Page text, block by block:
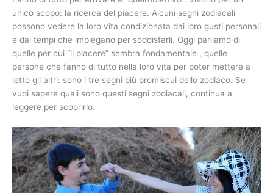
unico scopo: la ricerca del piacere. Alcuni segni zodiacali
possono vedere la loro vita condizionata dai loro gusti personali
e dai tempi che impiegano per soddisfarli. Oggi parliamo di
quelle per cui “il piacere” sembra fondamentale , quelle
persone che fanno di tutto nella loro vita per poter mettere a
letto gli altri: sono i tre segni più promiscui dello zodiaco. Se
vuoi sapere quali sono questi segni zodiacali, continua a
leggere per scoprirlo.